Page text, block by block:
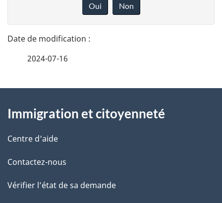
t
a
l
s
l
a
n
o
t
e
é
t
Oui Non
2024-07-16
propos
de
ce
site
Immigration et citoyenneté
Centre d'aide
Contactez-nous
Vérifier l’état de sa demande